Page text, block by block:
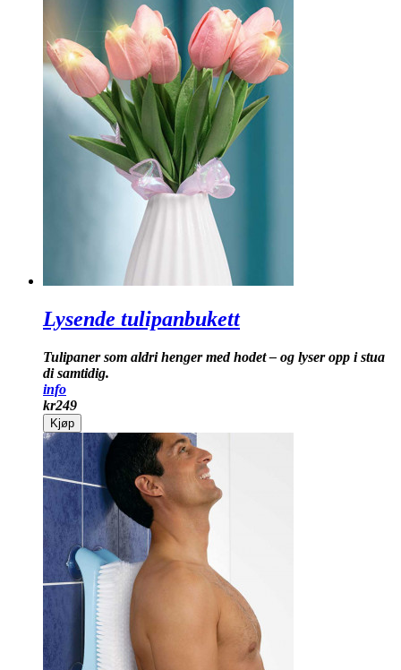
Lysende tulipanbukett
Tulipaner som aldri henger med hodet – og lyser opp i stua
di samtidig.
info
kr249
Kjøp